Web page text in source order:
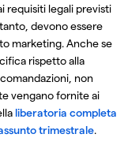
requisiti legali previsti
devono essere
marketing. Anche se
rispetto alla
non
vengano fornite ai
liberatoria completa
trimestrale.